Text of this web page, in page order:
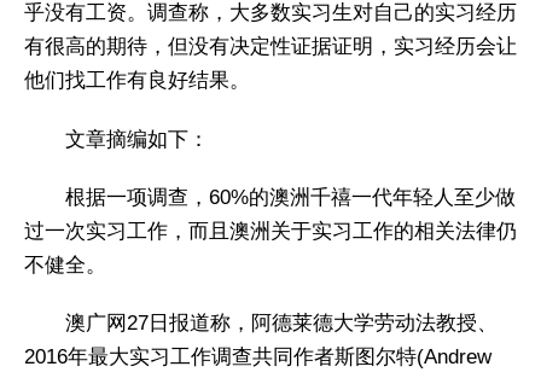
乎没有工资。调查称，大多数实习生对自己的实习经历
有很高的期待，但没有决定性证据证明，实习经历会让
他们找工作有良好结果。
文章摘编如下：
根据一项调查，60%的澳洲千禧一代年轻人至少做
过一次实习工作，而且澳洲关于实习工作的相关法律仍
不健全。
澳广网27日报道称，阿德莱德大学劳动法教授、
2016年最大实习工作调查共同作者斯图尔特(Andrew